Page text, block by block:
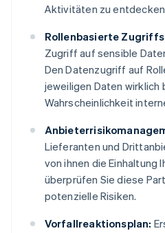
Aktivitäten zu
Rollenbasierte
Zugriff auf sensible
Den Datenzugriff auf
jeweiligen Daten wirklich
Wahrscheinlichkeit
Lieferanten und
von ihnen die Einhaltung
überprüfen Sie diese
potenzielle Risiken.
Vorfallreaktionsplan: